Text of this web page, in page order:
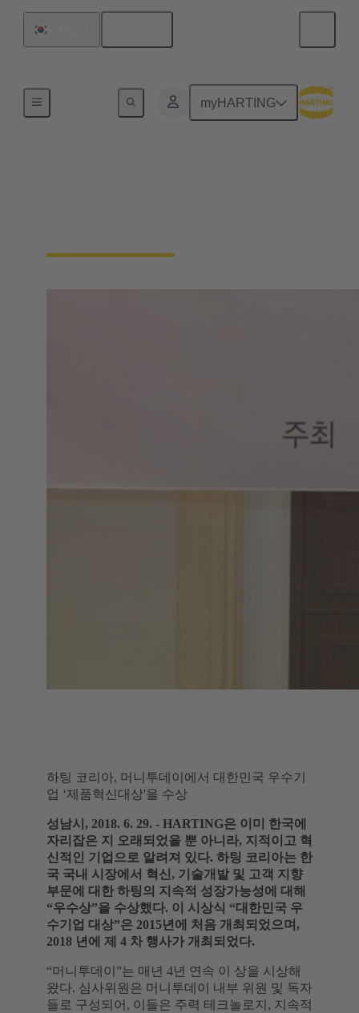
myHARTING
하팅 코리아, 머니투데이에서 대한민국 우수기
업 ‘제품혁신대상'을 수상
성남시, 2018. 6. 29. - HARTING은 이미 한국에
자리잡은 지 오래되었을 뿐 아니라, 지적이고 혁
신적인 기업으로 알려져 있다. 하팅 코리아는 한
국 국내 시장에서 혁신, 기술개발 및 고객 지향
부문에 대한 하팅의 지속적 성장가능성에 대해
“우수상”을 수상했다. 이 시상식 “대한민국 우
수기업 대상”은 2015년에 처음 개최되었으며,
2018 년에 제 4 차 행사가 개최되었다.
“머니투데이”는 매년 4년 연속 이 상을 시상해
왔다. 심사위원은 머니투데이 내부 위원 및 독자
들로 구성되어, 이들은 주력 테크놀로지, 지속적